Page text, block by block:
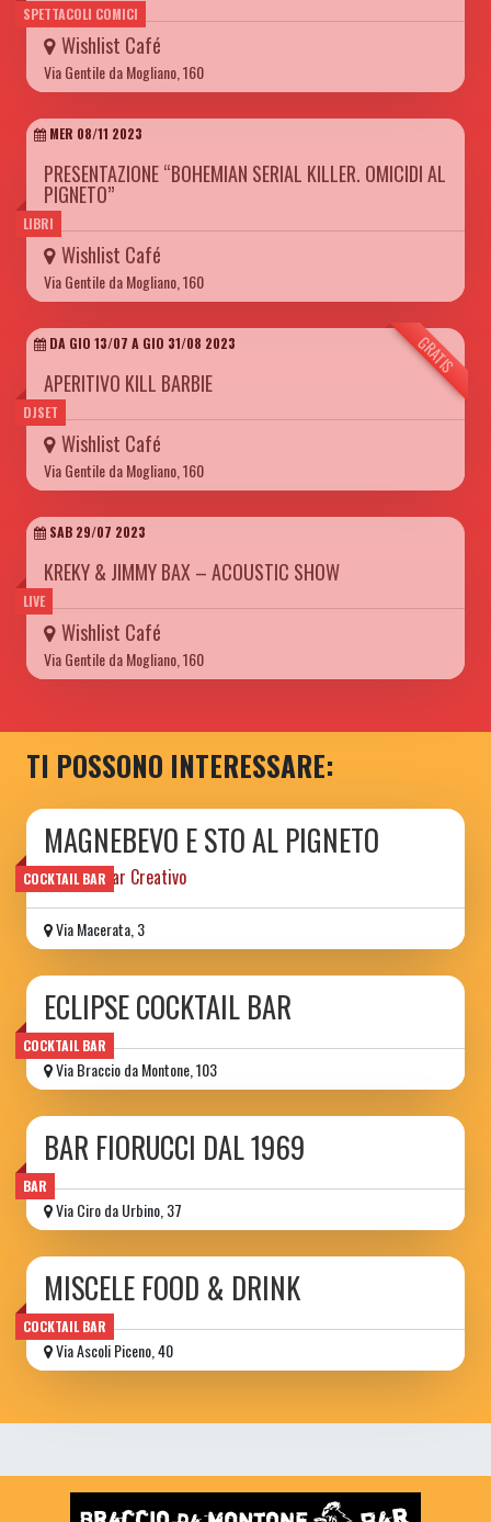
SPETTACOLI COMICI
Wishlist Café
Via Gentile da Mogliano, 160
LIBRI
MER 08/11 2023
PRESENTAZIONE “BOHEMIAN SERIAL KILLER. OMICIDI AL
PIGNETO”
Wishlist Café
Via Gentile da Mogliano, 160
DJSET
GRATIS
DA GIO 13/07 A GIO 31/08 2023
APERITIVO KILL BARBIE
Wishlist Café
Via Gentile da Mogliano, 160
LIVE
SAB 29/07 2023
KREKY & JIMMY BAX – ACOUSTIC SHOW
Wishlist Café
Via Gentile da Mogliano, 160
TI POSSONO INTERESSARE:
COCKTAIL BAR
MAGNEBEVO E STO AL PIGNETO
Cocktail Bar Creativo
Via Macerata, 3
COCKTAIL BAR
ECLIPSE COCKTAIL BAR
Via Braccio da Montone, 103
BAR
BAR FIORUCCI DAL 1969
Via Ciro da Urbino, 37
COCKTAIL BAR
MISCELE FOOD & DRINK
Via Ascoli Piceno, 40